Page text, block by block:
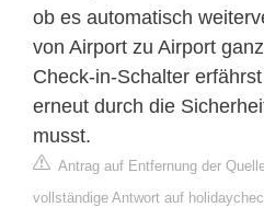
ob es automatisch
von Airport zu Airport
Check-in-Schalter
erneut durch die
musst.
Antrag auf Entfernung der
vollständige Antwort auf